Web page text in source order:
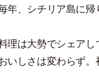
年、シチリア島に帰
理は大勢でシェアし
いしさは変わらず。